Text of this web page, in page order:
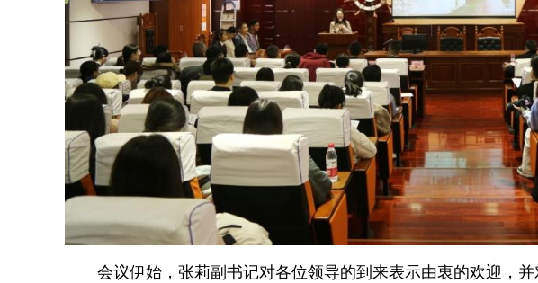
会议伊始，张莉副书记对各位领导的到来表示由衷的欢迎，